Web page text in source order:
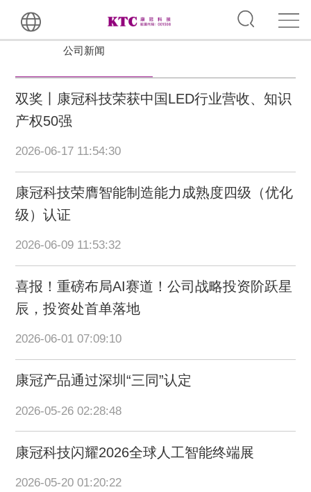
公司新闻
双奖丨康冠科技荣获中国LED行业营收、知识
产权50强
2026-06-17 11:54:30
康冠科技荣膺智能制造能力成熟度四级（优化
级）认证
2026-06-09 11:53:32
喜报！重磅布局AI赛道！公司战略投资阶跃星
辰，投资处首单落地
2026-06-01 07:09:10
康冠产品通过深圳“三同”认定
2026-05-26 02:28:48
康冠科技闪耀2026全球人工智能终端展
2026-05-20 01:20:22